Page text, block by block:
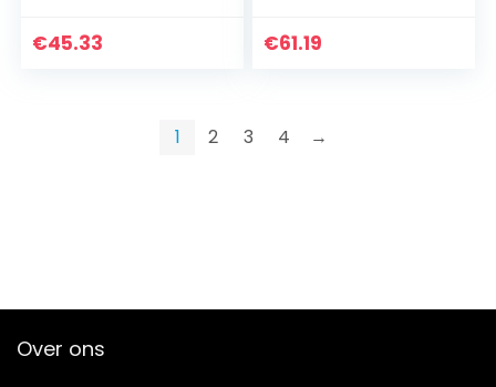
€45.33 €61.19
1 2 3 4 →
Over ons